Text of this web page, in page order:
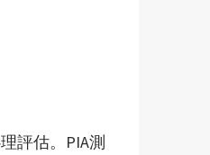
評估。PIA測